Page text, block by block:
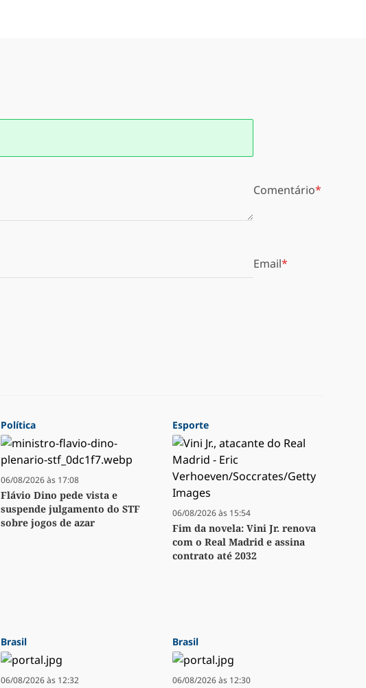
Comentário
Email
Política
06/08/2026 às 17:08
Flávio Dino pede vista e
suspende julgamento do STF
sobre jogos de azar
Esporte
06/08/2026 às 15:54
Fim da novela: Vini Jr. renova
com o Real Madrid e assina
contrato até 2032
Brasil
06/08/2026 às 12:32
Brasil
06/08/2026 às 12:30